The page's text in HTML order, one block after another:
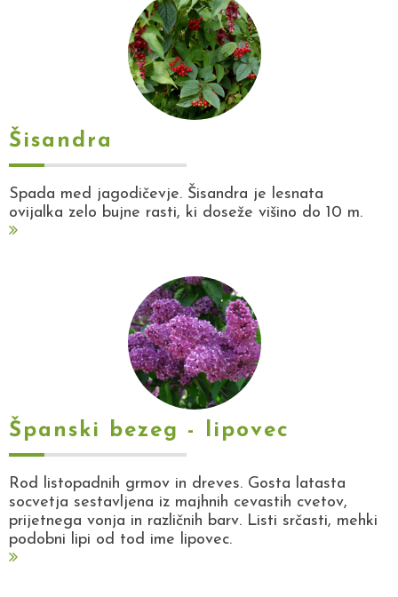
Šisandra
Spada med jagodičevje. Šisandra je lesnata
ovijalka zelo bujne rasti, ki doseže višino do 10 m.
Španski bezeg - lipovec
Rod listopadnih grmov in dreves. Gosta latasta
socvetja sestavljena iz majhnih cevastih cvetov,
prijetnega vonja in različnih barv. Listi srčasti, mehki
podobni lipi od tod ime lipovec.